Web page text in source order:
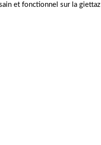
et fonctionnel sur la giettaz